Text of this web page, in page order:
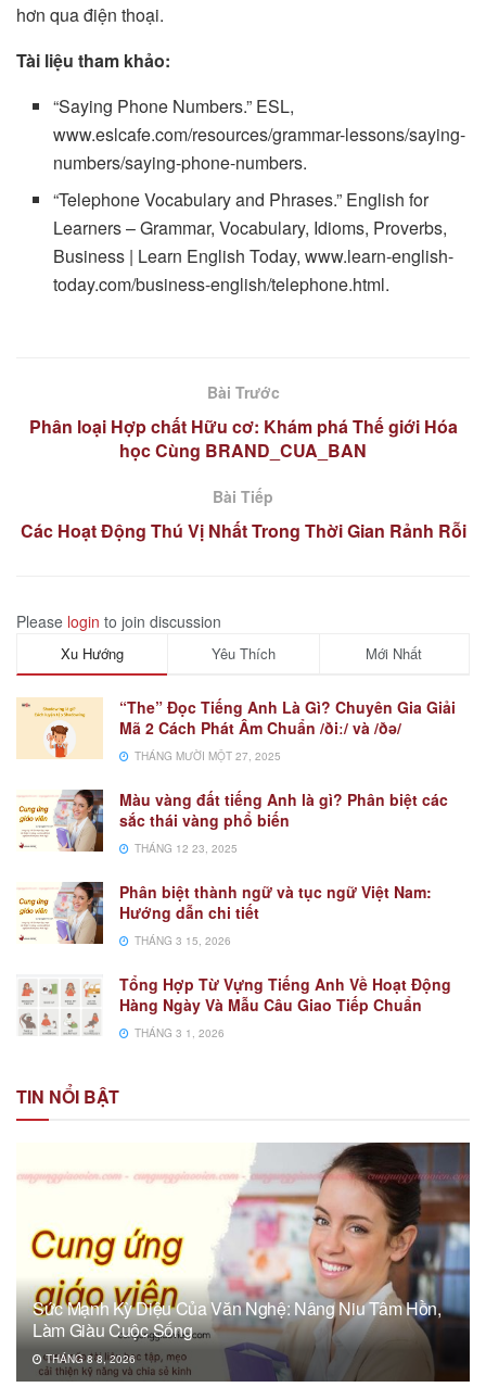
hơn qua điện thoại.
Tài liệu tham khảo:
“Saying Phone Numbers.” ESL,
www.eslcafe.com/resources/grammar-lessons/saying-
numbers/saying-phone-numbers.
“Telephone Vocabulary and Phrases.” English for
Learners – Grammar, Vocabulary, Idioms, Proverbs,
Business | Learn English Today, www.learn-english-
today.com/business-english/telephone.html.
Bài Trước
Phân loại Hợp chất Hữu cơ: Khám phá Thế giới Hóa
học Cùng BRAND_CUA_BAN
Bài Tiếp
Các Hoạt Động Thú Vị Nhất Trong Thời Gian Rảnh Rỗi
Please login to join discussion
Xu Hướng Yêu Thích Mới Nhất
“The” Đọc Tiếng Anh Là Gì? Chuyên Gia Giải
Mã 2 Cách Phát Âm Chuẩn /ðiː/ và /ðə/
THÁNG MƯỜI MỘT 27, 2025
Màu vàng đất tiếng Anh là gì? Phân biệt các
sắc thái vàng phổ biến
THÁNG 12 23, 2025
Phân biệt thành ngữ và tục ngữ Việt Nam:
Hướng dẫn chi tiết
THÁNG 3 15, 2026
Tổng Hợp Từ Vựng Tiếng Anh Về Hoạt Động
Hàng Ngày Và Mẫu Câu Giao Tiếp Chuẩn
THÁNG 3 1, 2026
TIN NỔI BẬT
Sức Mạnh Kỳ Diệu Của Văn Nghệ: Nâng Niu Tâm Hồn,
Làm Giàu Cuộc Sống
THÁNG 8 8, 2026